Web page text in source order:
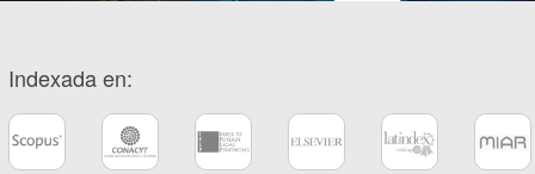
Indexada en: